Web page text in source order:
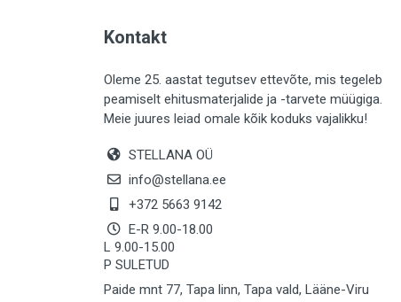
LIISTUD (183)
KIVID (31)
KATTED (132)
MAALRITARBED (1024)
SOOJUSTUS (15)
KEEMIA (220)
TÖÖRIIDED (117)
SAUN (8)
Kontakt
Oleme 25. aastat tegutsev ettevõte, mis tegeleb
peamiselt ehitusmaterjalide ja -tarvete müügiga.
Meie juures leiad omale kõik koduks vajalikku!
STELLANA OÜ
info@stellana.ee
+372 5663 9142
E-R 9.00-18.00
L 9.00-15.00
P SULETUD
Paide mnt 77, Tapa linn, Tapa vald, Lääne-Viru